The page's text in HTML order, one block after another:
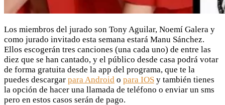
Los miembros del jurado son Tony Aguilar, Noemí Galera y
como jurado invitado esta semana estará Manu Sánchez.
Ellos escogerán tres canciones (una cada uno) de entre las
diez que se han cantado, y el público desde casa podrá votar
de forma gratuita desde la app del programa, que te la
puedes descargar para Android o para IOS y también tienes
la opción de hacer una llamada de teléfono o enviar un sms
pero en estos casos serán de pago.